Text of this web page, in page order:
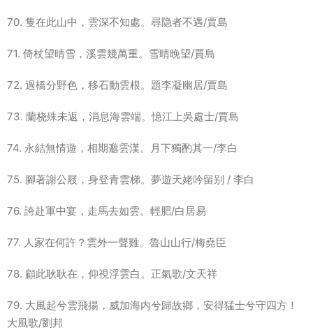
70. 隻在此山中，雲深不知處。尋隐者不遇/賈島
71. 倚杖望晴雪，溪雲幾萬重。雪晴晚望/賈島
72. 過橋分野色，移石動雲根。題李凝幽居/賈島
73. 蘭桡殊未返，消息海雲端。憶江上吳處士/賈島
74. 永結無情遊，相期邈雲漢。月下獨酌其一/李白
75. 腳著謝公屐，身登青雲梯。夢遊天姥吟留别 / 李白
76. 誇赴軍中宴，走馬去如雲。輕肥/白居易
77. 人家在何許？雲外一聲雞。魯山山行/梅堯臣
78. 顧此耿耿在，仰視浮雲白。正氣歌/文天祥
79. 大風起兮雲飛揚，威加海内兮歸故鄉，安得猛士兮守四方！
大風歌/劉邦